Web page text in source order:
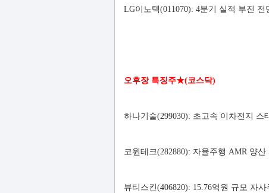
LG이노텍(011070): 4분기 실적 부진 전
오후장 특징주★(코스닥)
하나기술(299030): 초고속 이차전지
코윈테크(282880): 자율주행 AMR 양
뷰티스킨(406820): 15.76억원 규모 자